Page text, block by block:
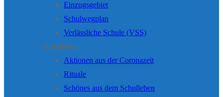
Einzugsgebiet
Schulwegplan
Verlässliche Schule (VSS)
Schulleben
Aktionen aus der Coronazeit
Rituale
Schönes aus dem Schulleben